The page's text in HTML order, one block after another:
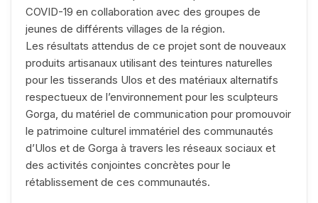
COVID-19 en collaboration avec des groupes de
jeunes de différents villages de la région.
Les résultats attendus de ce projet sont de nouveaux
produits artisanaux utilisant des teintures naturelles
pour les tisserands Ulos et des matériaux alternatifs
respectueux de l’environnement pour les sculpteurs
Gorga, du matériel de communication pour promouvoir
le patrimoine culturel immatériel des communautés
d’Ulos et de Gorga à travers les réseaux sociaux et
des activités conjointes concrètes pour le
rétablissement de ces communautés.